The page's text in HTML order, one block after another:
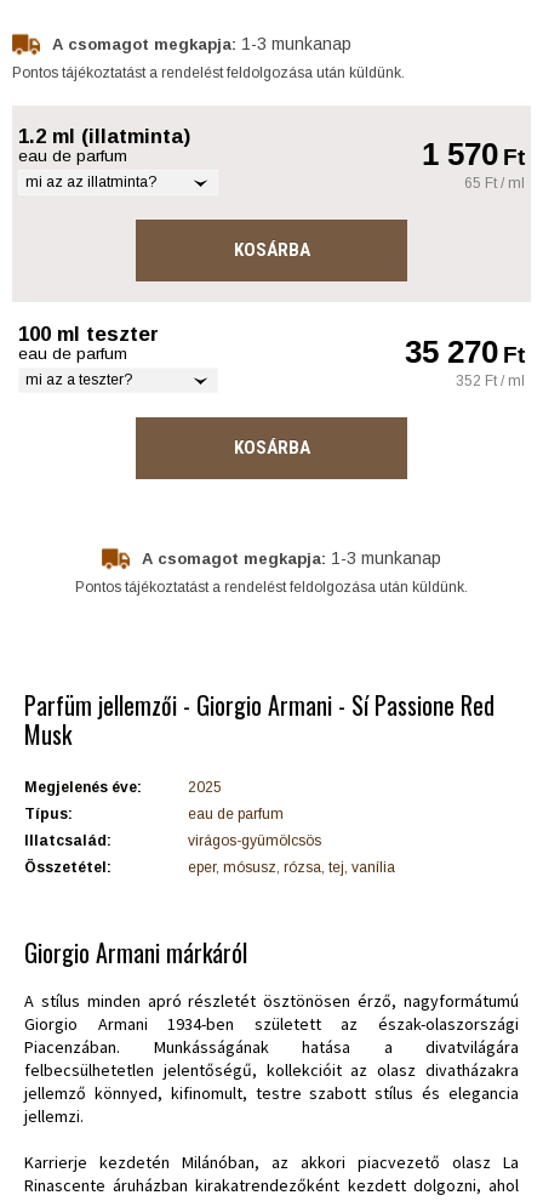
A csomagot megkapja: 1-3 munkanap
Pontos tájékoztatást a rendelést feldolgozása után küldünk.
1.2 ml (illatminta)
eau de parfum
mi az az illatminta?
1 570Ft
65 Ft / ml
KOSÁRBA
100 ml teszter
eau de parfum
mi az a teszter?
35 270Ft
352 Ft / ml
KOSÁRBA
A csomagot megkapja: 1-3 munkanap
Pontos tájékoztatást a rendelést feldolgozása után küldünk.
Parfüm jellemzői - Giorgio Armani - Sí Passione Red
Musk
Megjelenés éve:
2025
Típus:
eau de parfum
Illatcsalád:
virágos-gyümölcsös
Összetétel:
eper, mósusz, rózsa, tej, vanília
Giorgio Armani márkáról
A stílus minden apró részletét ösztönösen érző, nagyformátumú
Giorgio Armani 1934-ben született az észak-olaszországi
Piacenzában. Munkásságának hatása a divatvilágára
felbecsülhetetlen jelentőségű, kollekcióit az olasz divatházakra
jellemző könnyed, kifinomult, testre szabott stílus és elegancia
jellemzi.
Karrierje kezdetén Milánóban, az akkori piacvezető olasz La
Rinascente áruházban kirakatrendezőként kezdett dolgozni, ahol